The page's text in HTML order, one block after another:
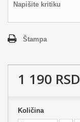
Napišite kritiku
Štampa
1 190 RSD
Količina